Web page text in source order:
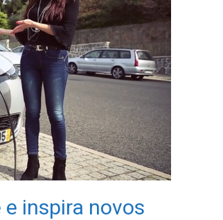
inspira novos